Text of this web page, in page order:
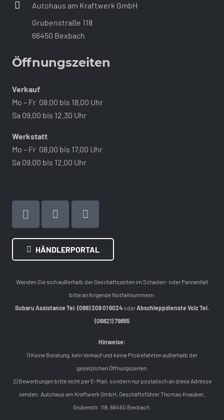
Autohaus am Kraftwerk GmbH
Grubenstraße 118
66450 Bexbach
Öffnungszeiten
Verkauf
Mo – Fr 08.00 bis 18.00 Uhr
Sa 09.00 bis 12.30 Uhr
Werkstatt
Mo – Fr 08.00 bis 17.00 Uhr
Sa 09.00 bis 12.00 Uhr
HÄNDLERPORTAL
Wenden Sie sich außerhalb der Geschäftszeiten im Schaden- oder Pannenfall
bitte an folgende Notfallnummern:
Subaru Assistance Tel. (089) 208 01 6024oder Abschleppdienste Volz Tel.
(06821) 79855
Hinweise:
1) Keine Beratung, kein Verkauf und keine Probefahrten außerhalb der
gesetzlichen Öffnungszeiten.
2) Bewerbungen bitte nicht per E-Mail, sondern nur postalisch an diese Adresse
senden: Autohaus am Kraftwerk GmbH, Geschäftsführer Thomas Knauber,
Grubenstr. 118, 66450 Bexbach.